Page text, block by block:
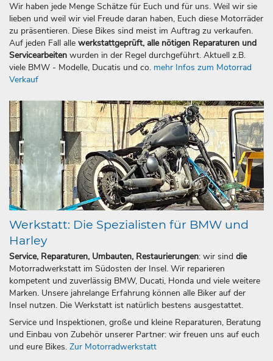
Wir haben jede Menge Schätze für Euch und für uns. Weil wir sie
lieben und weil wir viel Freude daran haben, Euch diese Motorräder
zu präsentieren. Diese Bikes sind meist im Auftrag zu verkaufen.
Auf jeden Fall alle werkstattgeprüft, alle nötigen Reparaturen und
Servicearbeiten wurden in der Regel durchgeführt. Aktuell z.B.
viele BMW - Modelle, Ducatis und co. mehr Infos zum Motorrad
Verkauf
Werkstatt: Die Spezialisten für BMW und
Harley
Service, Reparaturen, Umbauten, Restaurierungen: wir sind die
Motorradwerkstatt im Südosten der Insel. Wir reparieren
kompetent und zuverlässig BMW, Ducati, Honda und viele weitere
Marken. Unsere jahrelange Erfahrung können alle Biker auf der
Insel nutzen. Die Werkstatt ist natürlich bestens ausgestattet.
Service und Inspektionen, große und kleine Reparaturen, Beratung
und Einbau von Zubehör unserer Partner: wir freuen uns auf euch
und eure Bikes. Zur Motorradwerkstatt